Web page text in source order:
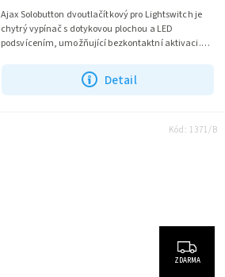
Detail
Ajax Solobutton dvoutlačítkový pro Lightswitch je
chytrý vypínač s dotykovou plochou a LED
podsvícením, umožňující bezkontaktní aktivaci.
ZDARMA
Kód: 1371/B